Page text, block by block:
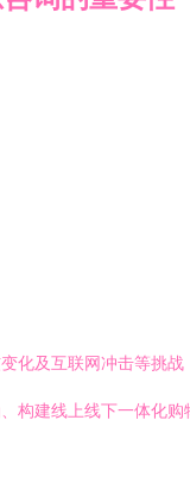
化及互联网冲击等挑
构建线上线下一体化